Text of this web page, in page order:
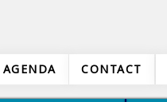
AGENDA CONTACT